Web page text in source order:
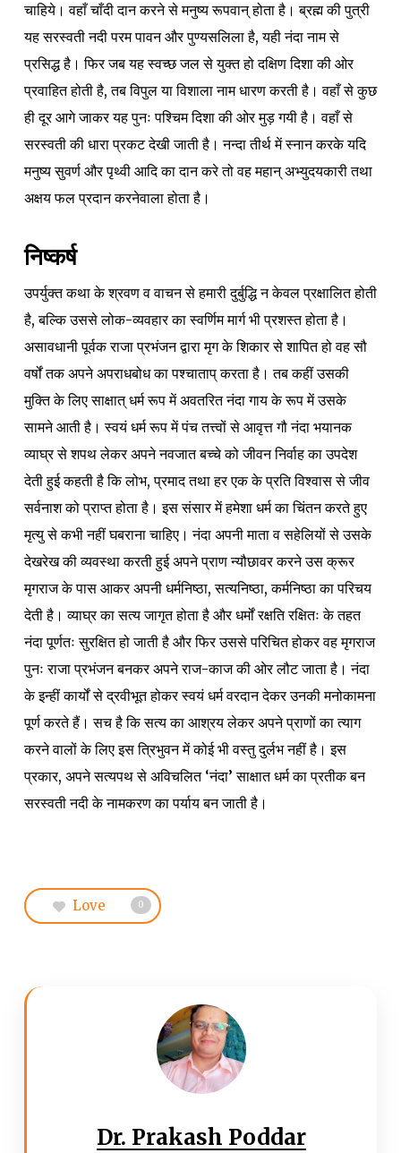
चाहिये। वहाँ चाँदी दान करने से मनुष्य रूपवान् होता है। ब्रह्म की पुत्री
यह सरस्वती नदी परम पावन और पुण्यसलिला है, यही नंदा नाम से
प्रसिद्ध है। फिर जब यह स्वच्छ जल से युक्त हो दक्षिण दिशा की ओर
प्रवाहित होती है, तब विपुल या विशाला नाम धारण करती है। वहाँ से कुछ
ही दूर आगे जाकर यह पुनः पश्चिम दिशा की ओर मुड़ गयी है। वहाँ से
सरस्वती की धारा प्रकट देखी जाती है। नन्दा तीर्थ में स्नान करके यदि
मनुष्य सुवर्ण और पृथ्वी आदि का दान करे तो वह महान् अभ्युदयकारी तथा
अक्षय फल प्रदान करनेवाला होता है।
निष्कर्ष
उपर्युक्त कथा के श्रवण व वाचन से हमारी दुर्बुद्धि न केवल प्रक्षालित होती
है, बल्कि उससे लोक-व्यवहार का स्वर्णिम मार्ग भी प्रशस्त होता है।
असावधानी पूर्वक राजा प्रभंजन द्वारा मृग के शिकार से शापित हो वह सौ
वर्षों तक अपने अपराधबोध का पश्चाताप् करता है। तब कहीं उसकी
मुक्ति के लिए साक्षात् धर्म रूप में अवतरित नंदा गाय के रूप में उसके
सामने आती है। स्वयं धर्म रूप में पंच तत्त्वों से आवृत्त गौ नंदा भयानक
व्याघ्र से शपथ लेकर अपने नवजात बच्चे को जीवन निर्वाह का उपदेश
देती हुई कहती है कि लोभ, प्रमाद तथा हर एक के प्रति विश्वास से जीव
सर्वनाश को प्राप्त होता है। इस संसार में हमेशा धर्म का चिंतन करते हुए
मृत्यु से कभी नहीं घबराना चाहिए। नंदा अपनी माता व सहेलियों से उसके
देखरेख की व्यवस्था करती हुई अपने प्राण न्यौछावर करने उस क्रूर
मृगराज के पास आकर अपनी धर्मनिष्ठा, सत्यनिष्ठा, कर्मनिष्ठा का परिचय
देती है। व्याघ्र का सत्य जागृत होता है औरधर्मों रक्षति रक्षितः के तहत
नंदा पूर्णतः सुरक्षित हो जाती है और फिर उससे परिचित होकर वह मृगराज
पुनः राजा प्रभंजन बनकर अपने राज-काज की ओर लौट जाता है। नंदा
के इन्हीं कार्यों से द्रवीभूत होकर स्वयं धर्म वरदान देकर उनकी मनोकामना
पूर्ण करते हैं। सच है कि सत्य का आश्रय लेकर अपने प्राणों का त्याग
करने वालों के लिए इस त्रिभुवन में कोई भी वस्तु दुर्लभ नहीं है। इस
प्रकार, अपने सत्यपथ से अविचलित ‘नंदा’ साक्षात धर्म का प्रतीक बन
सरस्वती नदी के नामकरण का पर्याय बन जाती है।
Love 0
Dr. Prakash Poddar